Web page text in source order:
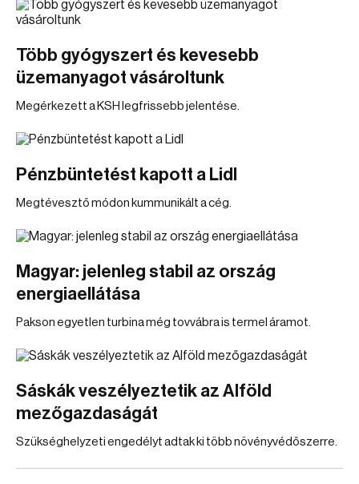
Több gyógyszert és kevesebb
üzemanyagot vásároltunk
Megérkezett a KSH legfrissebb jelentése.
Pénzbüntetést kapott a Lidl
Megtévesztő módon kummunikált a cég.
Magyar: jelenleg stabil az ország
energiaellátása
Pakson egyetlen turbina még tovvábra is termel áramot.
Sáskák veszélyeztetik az Alföld
mezőgazdaságát
Szükséghelyzeti engedélyt adtak ki több növényvédőszerre.